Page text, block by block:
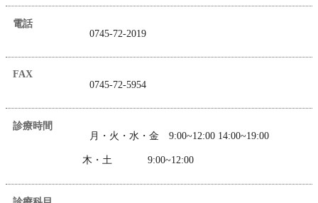
電話
0745-72-2019
FAX
0745-72-5954
診療時間
月・火・水・金 9:00~12:00 14:00~19:00
木・土 9:00~12:00